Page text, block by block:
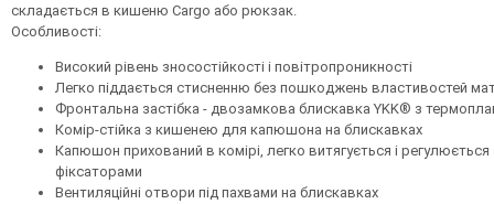
складається в кишеню Сargo або рюкзак.
Особливості:
Високий рівень зносостійкості і повітропроникності
Легко піддається стисненню без пошкоджень властивостей
Фронтальна застібка - двозамкова блискавка YKK® з
Комір-стійка з кишенею для капюшона на блискавках
Капюшон прихований в комірі, легко витягується і
фіксаторами
Вентиляційні отвори під пахвами на блискавках